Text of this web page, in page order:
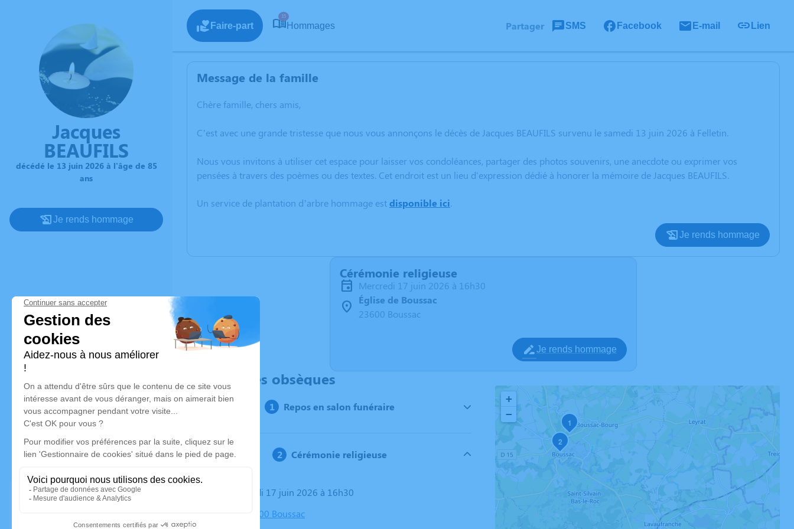
Jacques
BEAUFILS
décédé le 13 juin 2026 à l'âge de 85
ans
Je rends hommage
Faire-part
15
Hommages Partager SMS Facebook E-mail Lien
Message de la famille
Chère famille, chers amis,
C’est avec une grande tristesse que nous vous annonçons le décès de Jacques BEAUFILS survenu le samedi 13 juin 2026 à Felletin.
Nous vous invitons à utiliser cet espace pour laisser vos condoléances, partager des photos souvenirs, une anecdote ou exprimer vos
pensées à travers des poèmes ou des textes. Cet endroit est un lieu d'expression dédié à honorer la mémoire de Jacques BEAUFILS.
Un service de plantation d’arbre hommage estdisponible ici.
Je rends hommage
Cérémonie religieuse
mercredi 17 juin 2026 à 16h30
Église de Boussac
23600 Boussac
Je rends hommage
Déroulé des obsèques
Repos en salon funéraire
Cérémonie religieuse
Le mercredi 17 juin 2026 à 16h30
Église, 23600 Boussac
1
2
+
−